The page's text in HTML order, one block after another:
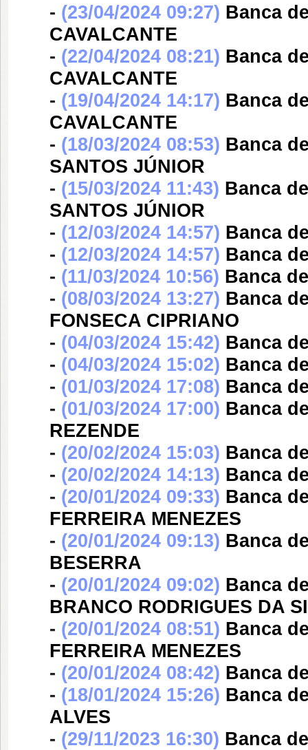
- (23/04/2024 09:27) Banca
CAVALCANTE
- (22/04/2024 08:21) Banca
CAVALCANTE
- (19/04/2024 14:17) Banca
CAVALCANTE
- (18/03/2024 08:53) Banca
SANTOS JÚNIOR
- (15/03/2024 11:43) Banca
SANTOS JÚNIOR
- (12/03/2024 14:57) Banca
- (12/03/2024 14:57) Banca
- (11/03/2024 10:56) Banca
- (08/03/2024 13:27) Banca
FONSECA CIPRIANO
- (04/03/2024 15:42) Banca
- (04/03/2024 15:02) Banca
- (01/03/2024 17:08) Banca
- (01/03/2024 17:00) Banca
REZENDE
- (20/02/2024 15:03) Banca
- (20/02/2024 14:13) Banca
- (20/01/2024 09:33) Banca
FERREIRA MENEZES
- (20/01/2024 09:13) Banca
BESERRA
- (20/01/2024 09:02) Banca
BRANCO RODRIGUES DA
- (20/01/2024 08:51) Banca
FERREIRA MENEZES
- (20/01/2024 08:42) Banca
- (18/01/2024 15:26) Banca
ALVES
- (29/11/2023 16:30) Banca